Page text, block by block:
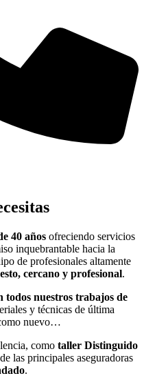
40 años ofreciendo servicios
inquebrantable hacia la
de profesionales altamente
cercano y profesional.
nuestros trabajos de
y técnicas de última
nuevo…
como taller Distinguido
las principales aseguradoras
.